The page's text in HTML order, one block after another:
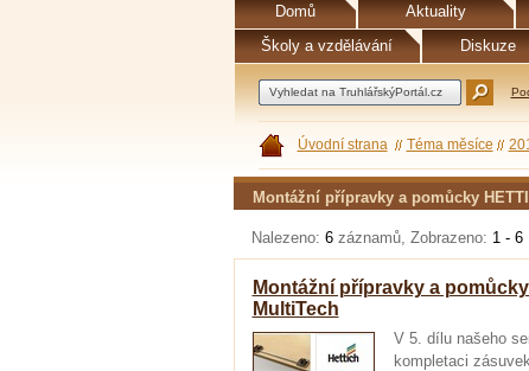
Domů Aktuality
Školy a vzdělávání
Diskuze
Úvodní strana Téma měsíce
Montážní přípravky a pomůcky
Nalezeno: 6 záznamů, Zobrazeno: 1 - 6
Montážní přípravky a
MultiTech
V 5. dílu našeho
kompletaci